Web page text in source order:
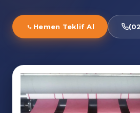
Hemen Teklif Al